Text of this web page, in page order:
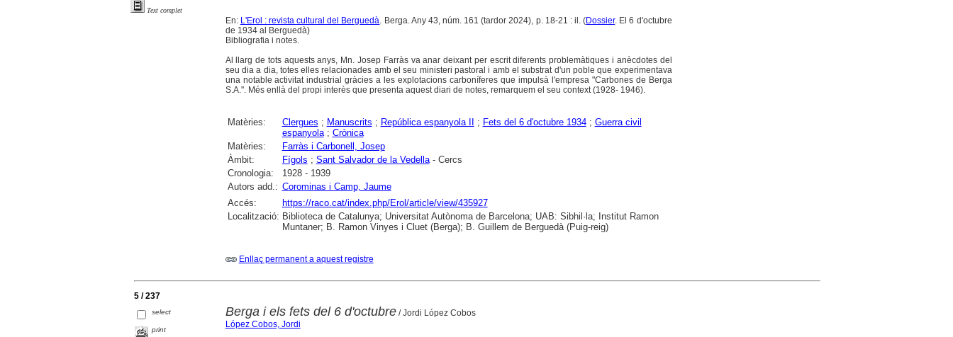
Text complet
En: L'Erol : revista cultural del Berguedà. Berga. Any 43, núm. 161 (tardor 2024), p. 18-21 : il. (Dossier. El 6 d'octubre
de 1934 al Berguedà)
Bibliografia i notes.
Al llarg de tots aquests anys, Mn. Josep Farràs va anar deixant per escrit diferents problemàtiques i anècdotes del
seu dia a dia, totes elles relacionades amb el seu ministeri pastoral i amb el substrat d'un poble que experimentava
una notable activitat industrial gràcies a les explotacions carboníferes que impulsà l'empresa "Carbones de Berga
S.A.". Més enllà del propi interès que presenta aquest diari de notes, remarquem el seu context (1928- 1946).
Matèries: Clergues ; Manuscrits ; República espanyola II ; Fets del 6 d'octubre 1934; Guerra civil
espanyola; Crònica
Matèries:
Farràs i Carbonell, Josep
Àmbit:
Fígols ; Sant Salvador de la Vedella- Cercs
Cronologia:
1928 - 1939
Autors add.: Corominas i Camp, Jaume
Accés:
https://raco.cat/index.php/Erol/article/view/435927
Localització: Biblioteca de Catalunya; Universitat Autònoma de Barcelona; UAB: Sibhil·la; Institut Ramon
Muntaner; B. Ramon Vinyes i Cluet (Berga); B. Guillem de Berguedà (Puig-reig)
Enllaç permanent a aquest registre
5 / 237
select
print
Berga i els fets del 6 d'octubre/ Jordi López Cobos
López Cobos, Jordi